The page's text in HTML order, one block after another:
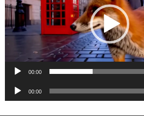
放
器
00:00
00:00